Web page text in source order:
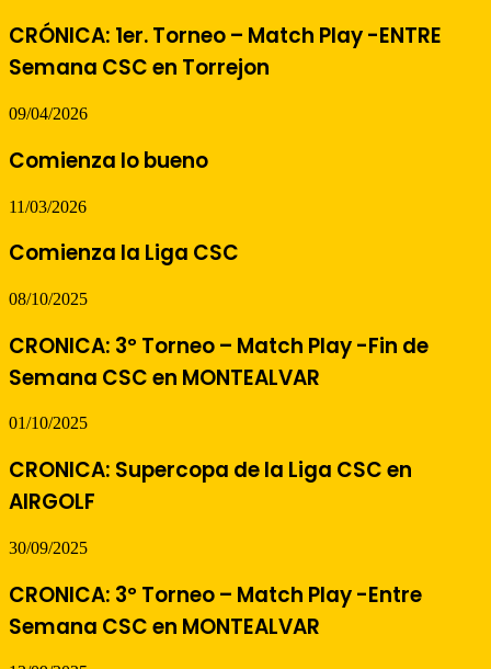
CRÓNICA: 1er. Torneo – Match Play -ENTRE
Semana CSC en Torrejon
09/04/2026
Comienza lo bueno
11/03/2026
Comienza la Liga CSC
08/10/2025
CRONICA: 3º Torneo – Match Play -Fin de
Semana CSC en MONTEALVAR
01/10/2025
CRONICA: Supercopa de la Liga CSC en
AIRGOLF
30/09/2025
CRONICA: 3º Torneo – Match Play -Entre
Semana CSC en MONTEALVAR